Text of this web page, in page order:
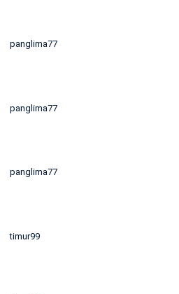
panglima77
panglima77
panglima77
timur99